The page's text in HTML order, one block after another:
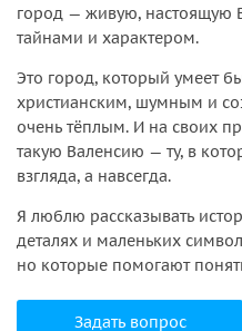
город — живую, настоящую
тайнами и характером.
Это город, который умеет
христианским, шумным и
очень тёплым. И на своих
такую Валенсию — ту, в
взгляда, а навсегда.
Я люблю рассказывать
деталях и маленьких
но которые помогают
Задать вопрос